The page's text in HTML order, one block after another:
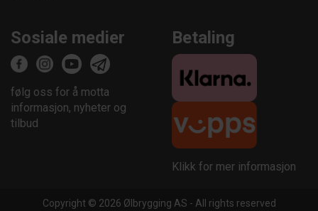
Sosiale medier
følg oss for å motta
informasjon, nyheter og
tilbud
Betaling
Klikk for mer informasjon
Copyright © 2026 Ølbrygging AS - All rights reserved